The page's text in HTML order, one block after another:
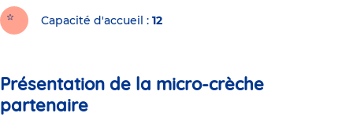
Capacité d'accueil 12
Présentation de la micro-crèche
partenaire